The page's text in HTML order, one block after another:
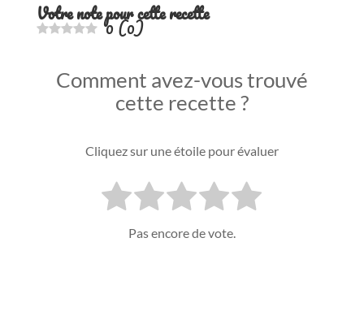
Votre note pour cette recette
0(0)
Comment avez-vous trouvé
cette recette ?
Cliquez sur une étoile pour évaluer
Pas encore de vote.